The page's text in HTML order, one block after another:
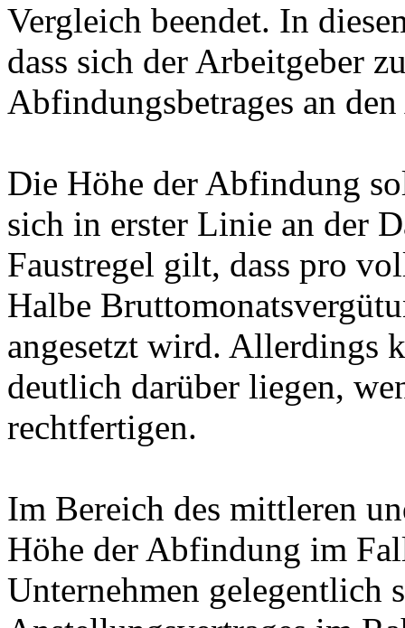
Vergleich beendet. In
dass sich der Arbeitgeber
Abfindungsbetrages an
Die Höhe der Abfindung
sich in erster Linie an der
Faustregel gilt, dass pro
Halbe
angesetzt wird. Allerdings
deutlich darüber liegen,
rechtfertigen.
Im Bereich des mittleren
Höhe der Abfindung im
Unternehmen gelegentlich